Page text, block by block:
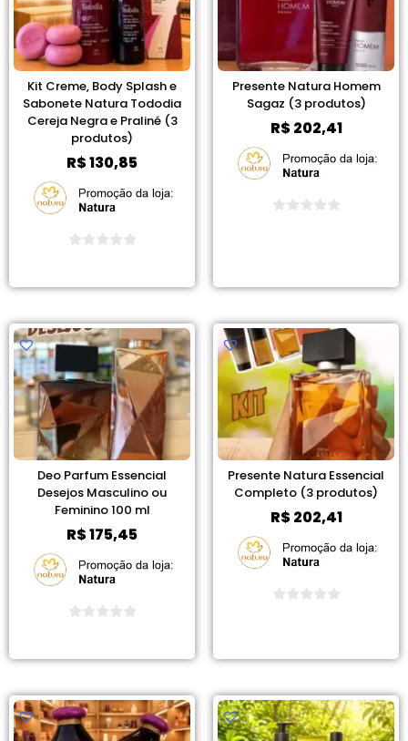
Kit Creme, Body Splash e
Sabonete Natura Tododia
Cereja Negra e Praliné (3
produtos)
R$130,85
Presente Natura Homem
Sagaz (3 produtos)
R$202,41
Deo Parfum Essencial
Desejos Masculino ou
Feminino 100 ml
R$175,45
Presente Natura Essencial
Completo (3 produtos)
R$202,41